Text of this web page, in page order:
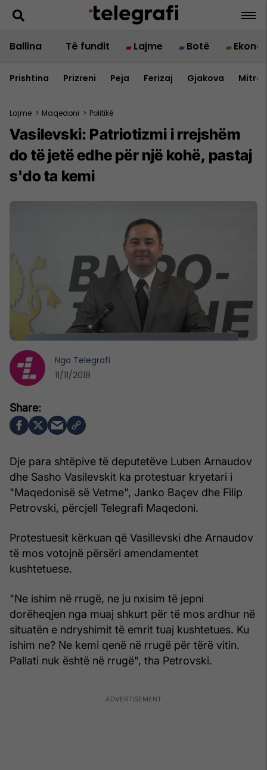
Ballina Të fundit Lajme Botë
Prishtina Prizreni Peja Ferizaj Gjakova
Lajme > Maqedoni > Politikë
Vasilevski: Patriotizmi i rrejshëm
do të jetë edhe për një kohë, pastaj
s'do ta kemi
Dje para shtëpive të deputetëve Luben Arnaudov
dhe Sasho Vasilevskit ka protestuar kryetari i
"Maqedonisë së Vetme", Janko Baçev dhe Filip
Petrovski, përcjell Telegrafi Maqedoni.
Protestuesit kërkuan që Vasillevski dhe Arnaudov
të mos votojnë përsëri amendamentet
kushtetuese.
"Ne ishim në rrugë, ne ju nxisim të jepni
dorëheqjen nga muaj shkurt për të mos ardhur në
situatën e ndryshimit të emrit tuaj kushtetues. Ku
ishim ne? Ne kemi qenë në rrugë për tërë vitin.
Pallati nuk është në rrugë", tha Petrovski.
Nga Telegrafi
11/11/2018